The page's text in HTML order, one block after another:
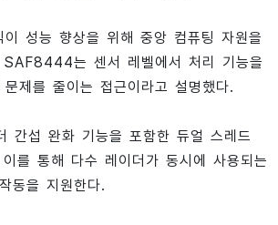
성능 향상을 위해 중앙 컴퓨팅 자원을
SAF8444는 센서 레벨에서 처리 기능을
제를 줄이는 접근이라고 설명했다.
간섭 완화 기능을 포함한 듀얼 스레드
를 통해 다수 레이더가 동시에 사용되는
동을 지원한다.